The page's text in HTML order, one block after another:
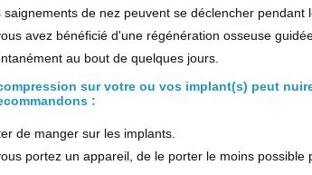
saignements de nez peuvent se déclencher pendant
avez bénéficié d'une régénération osseuse
au bout de quelques jours.
sur votre ou vos implant(s) peut
:
de manger sur les implants.
portez un appareil, de le porter le moins possible